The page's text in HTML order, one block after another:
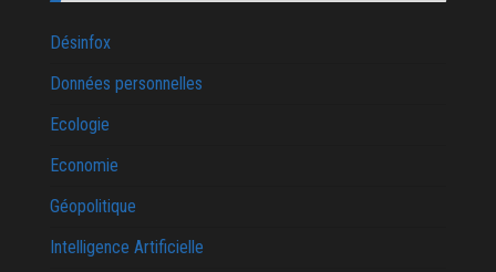
Désinfox
Données personnelles
Ecologie
Economie
Géopolitique
Intelligence Artificielle